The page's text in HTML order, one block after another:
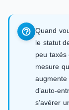
Quand
le statut
peu taxés
mesure
d’auto-
s’avérer